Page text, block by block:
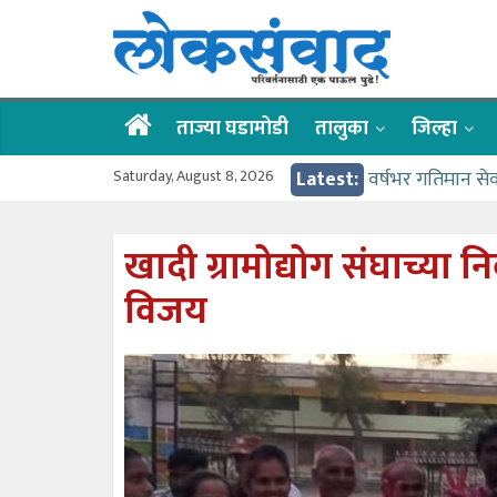
लोकसंवाद
ताज्या
घडामोडी
ताज्या घडामोडी तालुका जिल्हा
Saturday, August 8, 2026 Latest: वर्षभर गतिमान
आत्मामालिक
ईच्छा आणि
खादी ग्रामोद्योग
विजय